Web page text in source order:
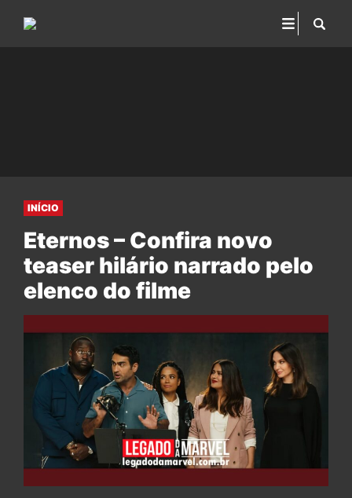
INÍCIO
Eternos – Confira novo
teaser hilário narrado pelo
elenco do filme